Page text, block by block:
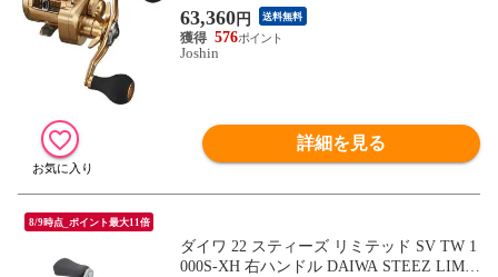
品種別A】
63,360円 送料無料
576
Joshin
詳細を見る
8/9時点_ポイント最大11倍
ダイワ 22 スティーズ リミテッド SV TW 1
000S-XH 右ハンドル DAIWA STEEZ LIMIT